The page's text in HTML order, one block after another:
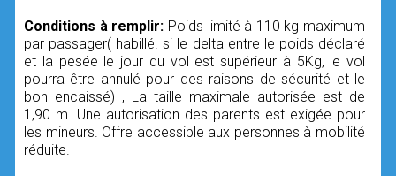
Conditions à remplir: Poids limité à 110 kg maximum
par passager( habillé. si le delta entre le poids déclaré
et la pesée le jour du vol est supérieur à 5Kg, le vol
pourra être annulé pour des raisons de sécurité et le
bon encaissé) , La taille maximale autorisée est de
1,90 m. Une autorisation des parents est exigée pour
les mineurs. Offre accessible aux personnes à mobilité
réduite.